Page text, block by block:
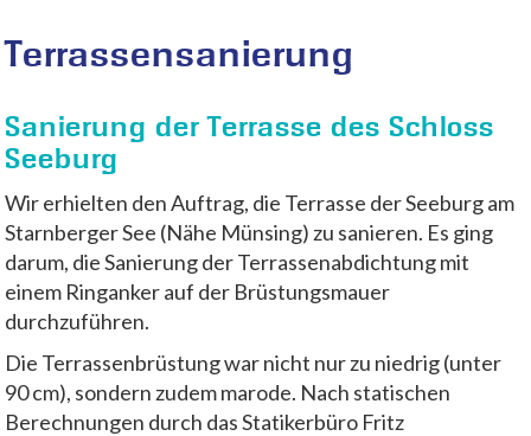
Terrassensanierung
Sanierung der Terrasse des Schloss
Seeburg
Wir erhielten den Auftrag, die Terrasse der Seeburg am
Starnberger See (Nähe Münsing) zu sanieren. Es ging
darum, die Sanierung der Terrassenabdichtung mit
einem Ringanker auf der Brüstungsmauer
durchzuführen.
Die Terrassenbrüstung war nicht nur zu niedrig (unter
90 cm), sondern zudem marode. Nach statischen
Berechnungen durch das Statikerbüro Fritz